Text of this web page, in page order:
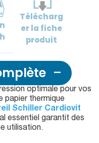
Télécharg
erla fiche
produit
optimale pour vos
papier thermique
Schiller Cardiovit
essentiel garantit des
utilisation.